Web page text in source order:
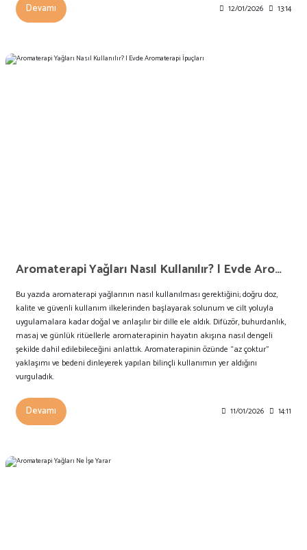
Devamı 12/01/2026 13:14
Aromaterapi Yağları Nasıl Kullanılır? | Evde Aromaterapi İpuçları
Bu yazıda aromaterapi yağlarının nasıl kullanılması gerektiğini; doğru doz,
kalite ve güvenli kullanım ilkelerinden başlayarak solunum ve cilt yoluyla
uygulamalara kadar doğal ve anlaşılır bir dille ele aldık. Difüzör, buhurdanlık,
masaj ve günlük ritüellerle aromaterapinin hayatın akışına nasıl dengeli
şekilde dahil edilebileceğini anlattık. Aromaterapinin özünde “az çoktur”
yaklaşımı ve bedeni dinleyerek yapılan bilinçli kullanımın yer aldığını
vurguladık.
Devamı 11/01/2026 14:11